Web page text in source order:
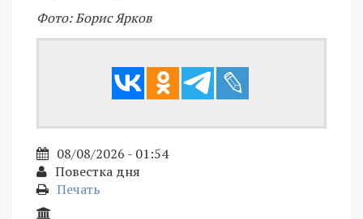
Фото: Борис Ярков
08/08/2026 - 01:54
Повестка дня
Печать